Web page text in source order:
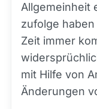
Allgemeinheit
zufolge
Zeit immer
mit Hilfe von
Änderungen